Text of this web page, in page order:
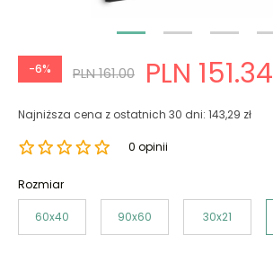
-6% PLN 161.00 PLN 151.34
Najniższa cena z ostatnich 30 dni: 143,29 zł
0 opinii
Rozmiar
60x40 90x60 30x21